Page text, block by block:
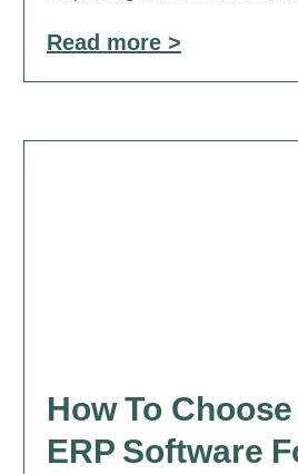
Read more >
How To
ERP Software